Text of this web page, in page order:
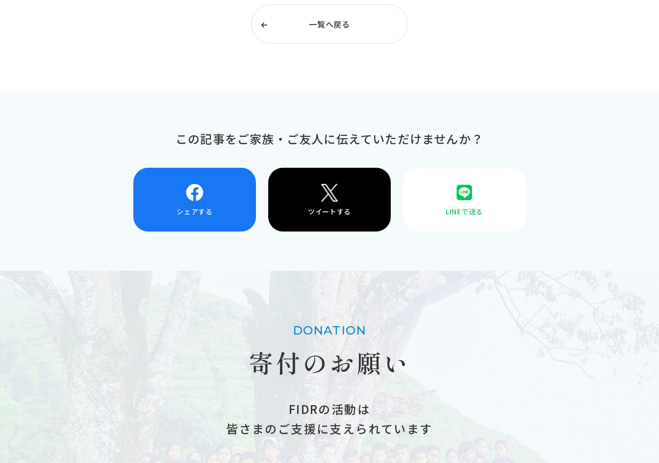
一覧へ戻る
この記事をご家族・ご友人に伝えていただけませんか？
シェアする ツイートする LINEで送る
DONATION
寄付のお願い
FIDRの活動は
皆さまのご支援に支えられています